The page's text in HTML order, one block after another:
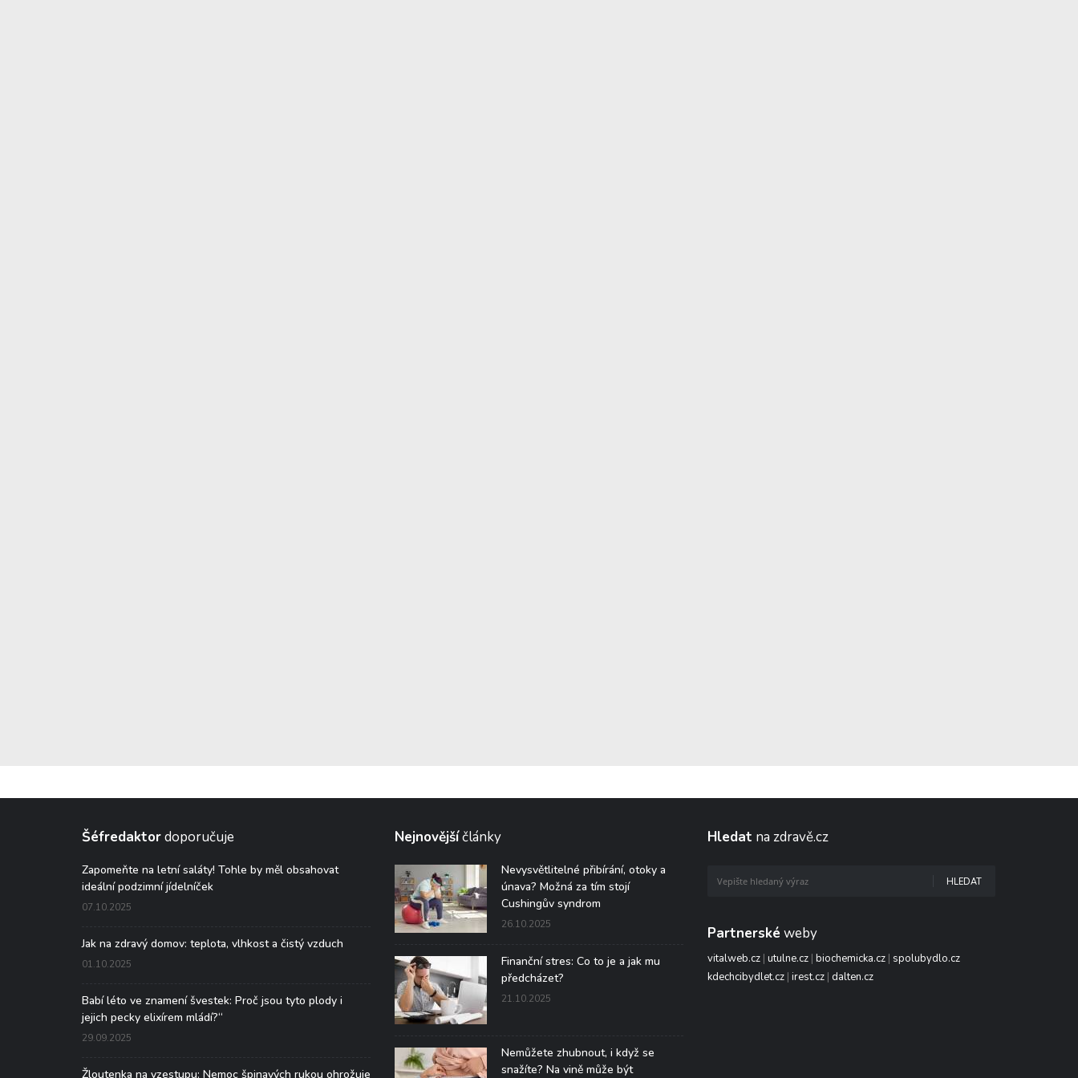
Šéfredaktordoporučuje
Zapomeňte na letní saláty! Tohle by měl obsahovat
ideální podzimní jídelníček
07.10.2025
Jak na zdravý domov: teplota, vlhkost a čistý vzduch
01.10.2025
Babí léto ve znamení švestek: Proč jsou tyto plody i
jejich pecky elixírem mládí?“
29.09.2025
Žloutenka na vzestupu: Nemoc špinavých rukou ohrožuje
Nejnovějšíčlánky
Nevysvětlitelné přibírání, otoky a
únava? Možná za tím stojí
Cushingův syndrom
26.10.2025
Finanční stres: Co to je a jak mu
předcházet?
21.10.2025
Nemůžete zhubnout, i když se
snažíte? Na vině může být
Hledat na zdravě.cz
HLEDAT
Partnerské weby
vitalweb.cz| utulne.cz| biochemicka.cz| spolubydlo.cz
kdechcibydlet.cz| irest.cz| dalten.cz